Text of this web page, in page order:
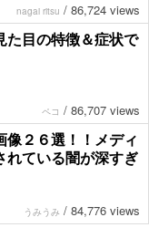
nagai ritsu / 86,724 views
た目の特徴＆症状で
ペコ / 86,707 views
２６選！！メディ
れている闇が深すぎ
うみうみ / 84,776 views